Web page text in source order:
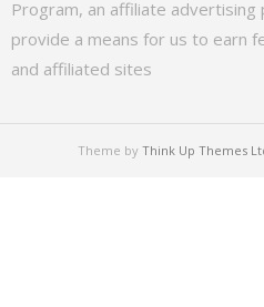
Program, an affiliate
provide a means for us to earn
and affiliated sites
Theme by Think Up Themes